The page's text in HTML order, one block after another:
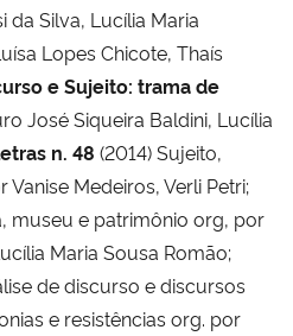
da Silva, Lucília Maria
Lopes Chicote, Thaís
e Sujeito: trama de
José Siqueira Baldini, Lucília
n. 48 (2014) Sujeito,
Medeiros, Verli Petri;
museu e patrimônio org, por
Maria Sousa Romão;
de discurso e discursos
e resistências org. por